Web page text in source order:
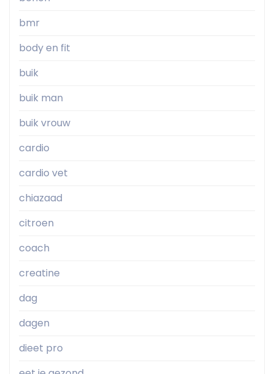
bmr
body en fit
buik
buik man
buik vrouw
cardio
cardio vet
chiazaad
citroen
coach
creatine
dag
dagen
dieet pro